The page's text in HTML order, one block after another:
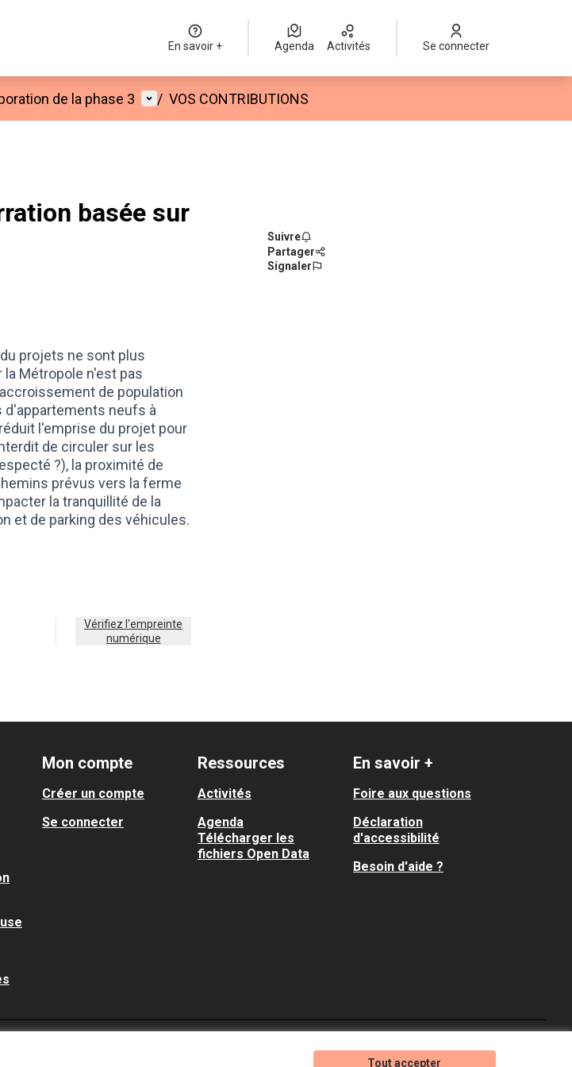
Tout accepter
En savoir + Agenda Activités Se connecter
de la phase 3 Menu utilisateur
/ VOS CONTRIBUTIONS
basée sur
projets ne sont plus
Métropole n'est pas
de population
d'appartements neufs à
l'emprise du projet pour
de circuler sur les
?), la proximité de
prévus vers la ferme
la tranquillité de la
et de parking des véhicules.
Suivre
Partager
Signaler
Vérifiez l'empreinte
numérique
Mon compte
Créer un compte
Se connecter
Ressources
Activités
Agenda
Télécharger les
fichiers Open Data
En savoir +
Foire aux questions
Déclaration
d'accessibilité
Besoin d'aide ?